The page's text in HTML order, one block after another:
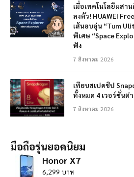
เมื่อเทคโนโลยีผสา
ลงตัว! HUAWEI
เส้นอบอุ่น “Tum
พิเศษ “Space
ฟัง
7 สิงหาคม 2026
เทียบสเปคชิป
ทั้งหมด 4 เวอร์ชั่นต่
7 สิงหาคม 2026
มือถือรุ่นยอดนิยม
Honor X7
6,299 บาท